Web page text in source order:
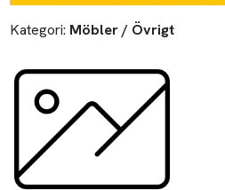
Kategori: Möbler / Övrigt